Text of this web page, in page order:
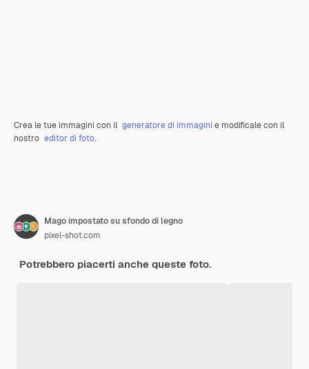
Crea le tue immagini con il generatore di immagini e modificale con il
nostro editor di foto.
Mago impostato su sfondo di legno
pixel-shot.com
Potrebbero piacerti anche queste foto.